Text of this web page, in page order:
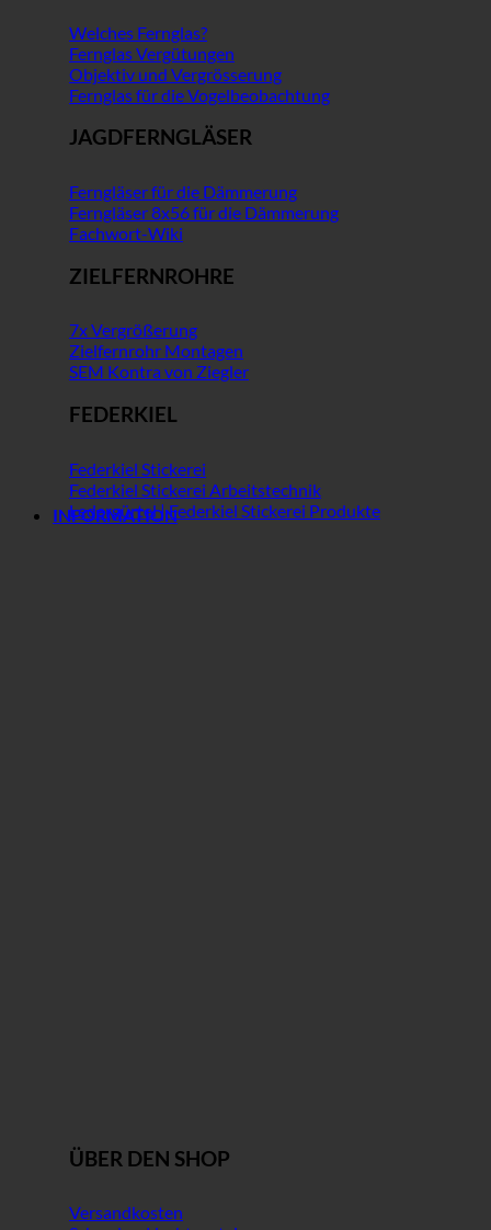
Welches Fernglas?
Fernglas Vergütungen
Objektiv und Vergrösserung
Fernglas für die Vogelbeobachtung
JAGDFERNGLÄSER
Ferngläser für die Dämmerung
Ferngläser 8x56 für die Dämmerung
Fachwort-Wiki
ZIELFERNROHRE
7x Vergrößerung
Zielfernrohr Montagen
SEM Kontra von Ziegler
FEDERKIEL
Federkiel Stickerei
Federkiel Stickerei Arbeitstechnik
Ledergürtel | Federkiel Stickerei Produkte
INFORMATION
ÜBER DEN SHOP
Versandkosten